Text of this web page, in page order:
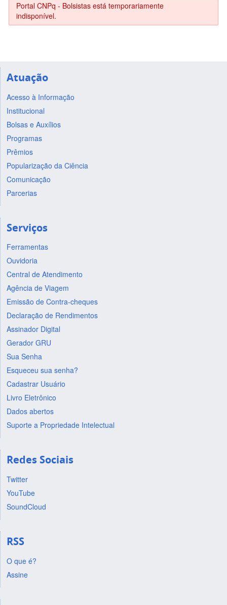
Portal CNPq - Bolsistas está temporariamente
indisponível.
Atuação
Acesso à Informação
Institucional
Bolsas e Auxílios
Programas
Prêmios
Popularização da Ciência
Comunicação
Parcerias
Serviços
Ferramentas
Ouvidoria
Central de Atendimento
Agência de Viagem
Emissão de Contra-cheques
Declaração de Rendimentos
Assinador Digital
Gerador GRU
Sua Senha
Esqueceu sua senha?
Cadastrar Usuário
Livro Eletrônico
Dados abertos
Suporte a Propriedade Intelectual
Redes Sociais
Twitter
YouTube
SoundCloud
RSS
O que é?
Assine